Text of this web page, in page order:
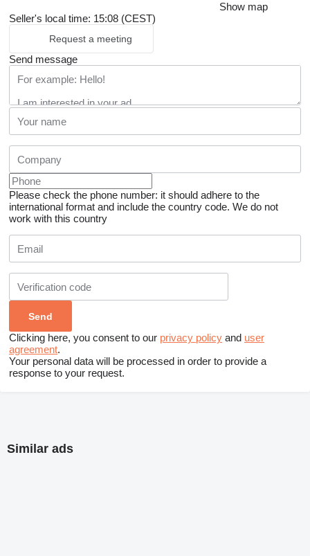
Show map
Seller's local time: 15:08 (CEST)
Request a meeting
Send message
Please check the phone number: it should adhere to the
international format and include the country code. We do not
work with this country
Clicking here, you consent to our privacy policy and user
agreement.
Your personal data will be processed in order to provide a
response to your request.
Similar ads